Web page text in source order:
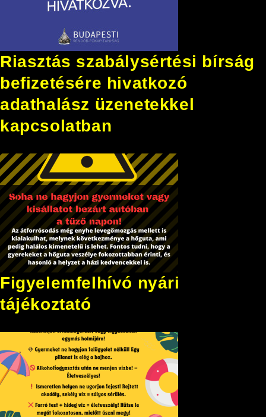
Riasztás szabálysértési bírság
befizetésére hivatkozó
adathalász üzenetekkel
kapcsolatban
Figyelemfelhívó nyári
tájékoztató